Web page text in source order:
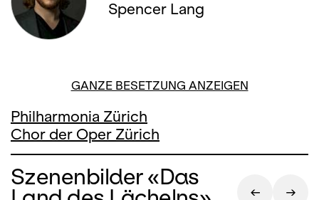
Spencer Lang
GANZE BESETZUNG ANZEIGEN
Philharmonia Zürich
Chor der Oper Zürich
Szenenbilder «Das